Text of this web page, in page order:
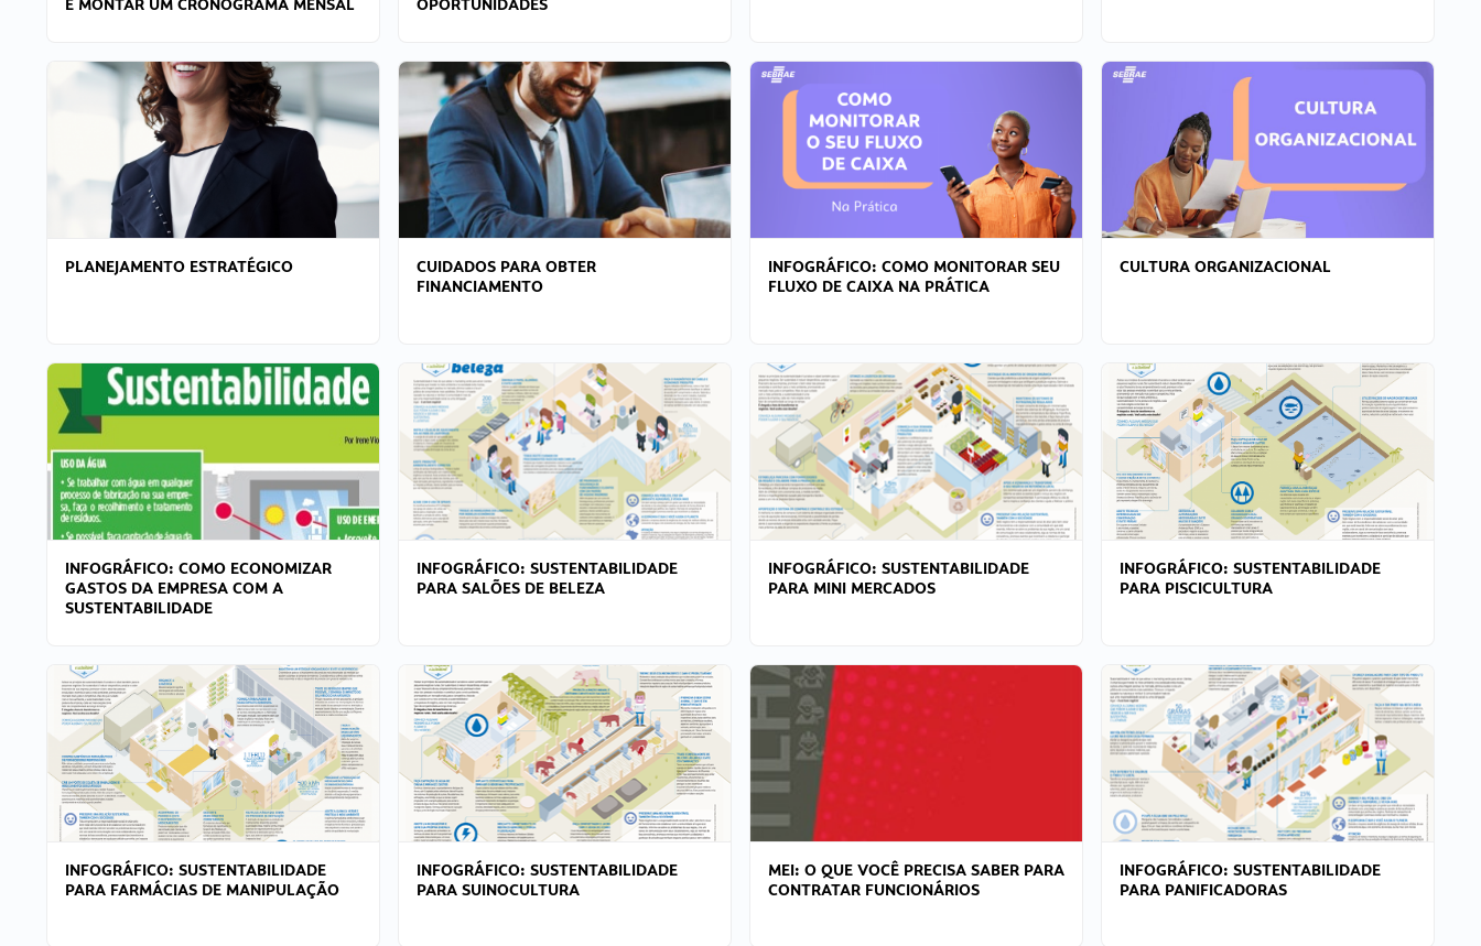
E MONTAR UM CRONOGRAMA MENSAL
OPORTUNIDADES
PLANEJAMENTO ESTRATÉGICO
CUIDADOS PARA OBTER
FINANCIAMENTO
INFOGRÁFICO: COMO MONITORAR SEU
FLUXO DE CAIXA NA PRÁTICA
CULTURA ORGANIZACIONAL
INFOGRÁFICO: COMO ECONOMIZAR
GASTOS DA EMPRESA COM A
SUSTENTABILIDADE
INFOGRÁFICO: SUSTENTABILIDADE
PARA SALÕES DE BELEZA
INFOGRÁFICO: SUSTENTABILIDADE
PARA MINI MERCADOS
INFOGRÁFICO: SUSTENTABILIDADE
PARA PISCICULTURA
INFOGRÁFICO: SUSTENTABILIDADE
PARA FARMÁCIAS DE MANIPULAÇÃO
INFOGRÁFICO: SUSTENTABILIDADE
PARA SUINOCULTURA
MEI: O QUE VOCÊ PRECISA SABER PARA
CONTRATAR FUNCIONÁRIOS
INFOGRÁFICO: SUSTENTABILIDADE
PARA PANIFICADORAS